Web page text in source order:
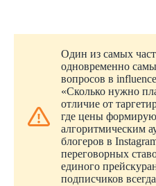
Один из самых
одновременно
вопросов в
«Сколько нужно
отличие от
где цены
алгоритмическим
блогеров в
переговорных
единого
подписчиков